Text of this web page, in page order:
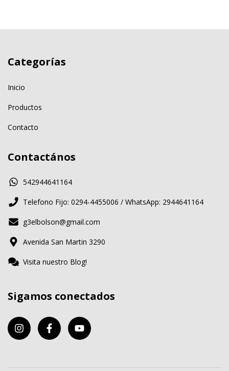
Categorías
Inicio
Productos
Contacto
Contactános
542944641164
Telefono Fijo: 0294-4455006 / WhatsApp: 2944641164
g3elbolson@gmail.com
Avenida San Martin 3290
Visita nuestro Blog!
Sigamos conectados